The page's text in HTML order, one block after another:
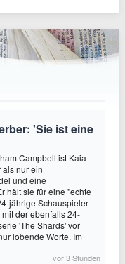
'Sie ist eine
Campbell ist Kaia
als nur ein
und eine
hält sie für eine "echte
jährige Schauspieler
der ebenfalls 24-
'The Shards' vor
lobende Worte. Im
vor 3 Stunden